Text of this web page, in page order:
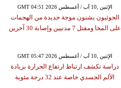
GMT 04:51 2026 الإثنين ,10 آب / أغسطس
الحوثيون يشنون موجة جديدة من الهجمات
على المخا ومقتل 7 مدنيين وإصابة 30 آخرين
GMT 05:47 2026 الإثنين ,10 آب / أغسطس
دراسة تكشف ارتباط ارتفاع الحرارة بزيادة
الألم الجسدي خاصة عند 32 درجة مئوية